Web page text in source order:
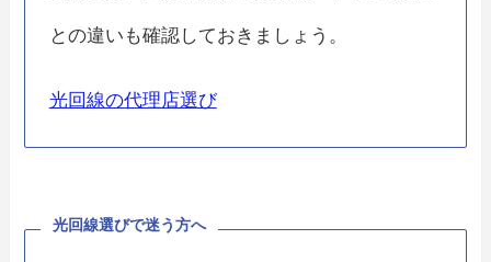
との違いも確認しておきましょう。
光回線の代理店選び
光回線選びで迷う方へ